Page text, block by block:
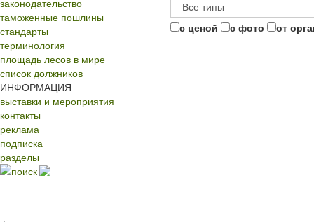
законодательство
таможенные пошлины
стандарты
терминология
площадь лесов в мире
список должников
ИНФОРМАЦИЯ
выставки и мероприятия
контакты
реклама
подписка
разделы
поиск
с ценой с фото от